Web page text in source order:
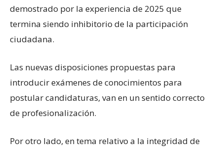
demostrado por la experiencia de 2025 que
termina siendo inhibitorio de la participación
ciudadana.
Las nuevas disposiciones propuestas para
introducir exámenes de conocimientos para
postular candidaturas, van en un sentido correcto
de profesionalización.
Por otro lado, en tema relativo a la integridad de